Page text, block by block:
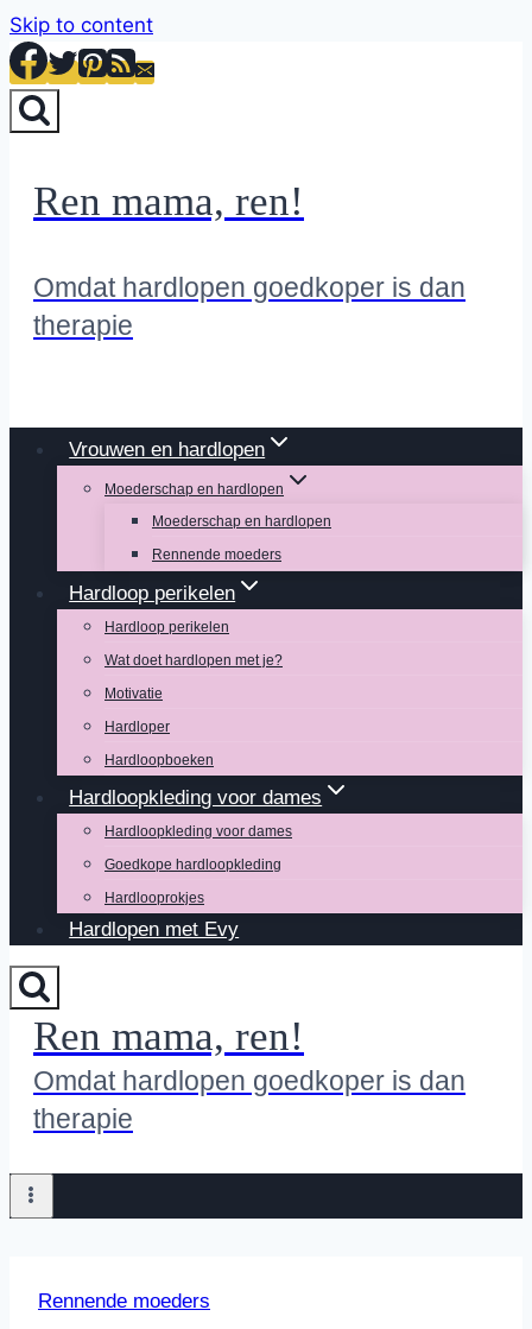
Skip to content
Ren mama, ren!
Omdat hardlopen goedkoper is dan
therapie
Vrouwen en hardlopen
Moederschap en hardlopen
Moederschap en hardlopen
Rennende moeders
Hardloop perikelen
Hardloop perikelen
Wat doet hardlopen met je?
Motivatie
Hardloper
Hardloopboeken
Hardloopkleding voor dames
Hardloopkleding voor dames
Goedkope hardloopkleding
Hardlooprokjes
Hardlopen met Evy
Ren mama, ren!
Omdat hardlopen goedkoper is dan
therapie
Rennende moeders